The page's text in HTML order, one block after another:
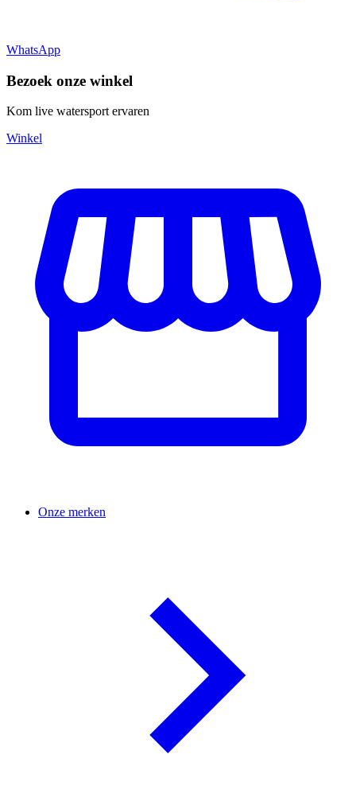
WhatsApp
Bezoek onze winkel
Kom live watersport ervaren
Winkel
Onze merken